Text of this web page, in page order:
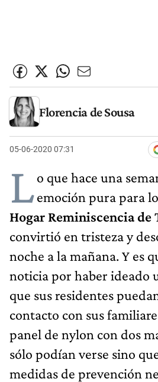
Florencia de Sousa
05-06-2020 07:31
Lo que hace una
emoción pura para
Hogar Reminiscencia de
convirtió en tristeza y
noche a la mañana. Y es
noticia por haber ideado
que sus residentes
contacto con sus
panel de nylon con dos
sólo podían verse sino
medidas de prevención